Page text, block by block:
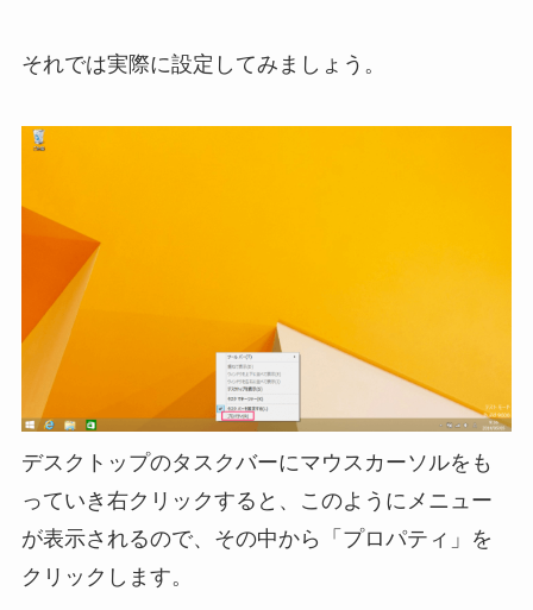
それでは実際に設定してみましょう。
デスクトップのタスクバーにマウスカーソルをも
っていき右クリックすると、このようにメニュー
が表示されるので、その中から「プロパティ」を
クリックします。